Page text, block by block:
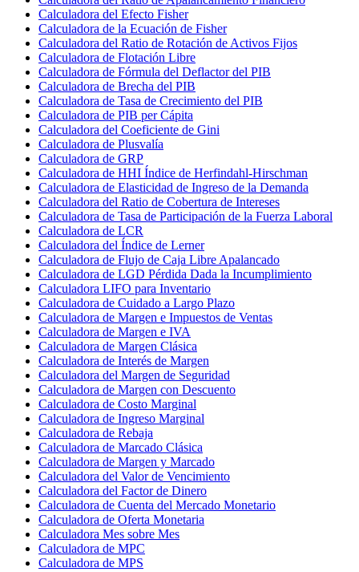
Calculadora del Efecto Fisher
Calculadora de la Ecuación de Fisher
Calculadora del Ratio de Rotación de Activos Fijos
Calculadora de Flotación Libre
Calculadora de Fórmula del Deflactor del PIB
Calculadora de Brecha del PIB
Calculadora de Tasa de Crecimiento del PIB
Calculadora de PIB per Cápita
Calculadora del Coeficiente de Gini
Calculadora de Plusvalía
Calculadora de GRP
Calculadora de HHI Índice de Herfindahl-Hirschman
Calculadora de Elasticidad de Ingreso de la Demanda
Calculadora del Ratio de Cobertura de Intereses
Calculadora de Tasa de Participación de la Fuerza Laboral
Calculadora de LCR
Calculadora del Índice de Lerner
Calculadora de Flujo de Caja Libre Apalancado
Calculadora de LGD Pérdida Dada la Incumplimiento
Calculadora LIFO para Inventario
Calculadora de Cuidado a Largo Plazo
Calculadora de Margen e Impuestos de Ventas
Calculadora de Margen e IVA
Calculadora de Margen Clásica
Calculadora de Interés de Margen
Calculadora del Margen de Seguridad
Calculadora de Margen con Descuento
Calculadora de Costo Marginal
Calculadora de Ingreso Marginal
Calculadora de Rebaja
Calculadora de Marcado Clásica
Calculadora de Margen y Marcado
Calculadora del Valor de Vencimiento
Calculadora del Factor de Dinero
Calculadora de Cuenta del Mercado Monetario
Calculadora de Oferta Monetaria
Calculadora Mes sobre Mes
Calculadora de MPC
Calculadora de MPS